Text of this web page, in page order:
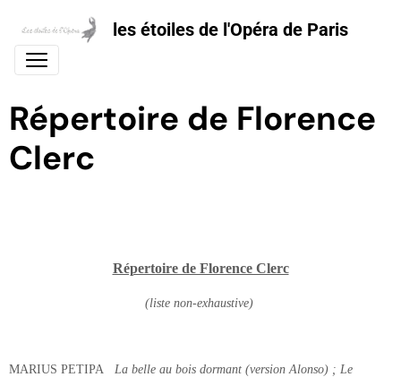
les étoiles de l'Opéra de Paris
Répertoire de Florence
Clerc
Répertoire de Florence Clerc
(liste non-exhaustive)
MARIUS PETIPA La belle au bois dormant (version Alonso) ; Le